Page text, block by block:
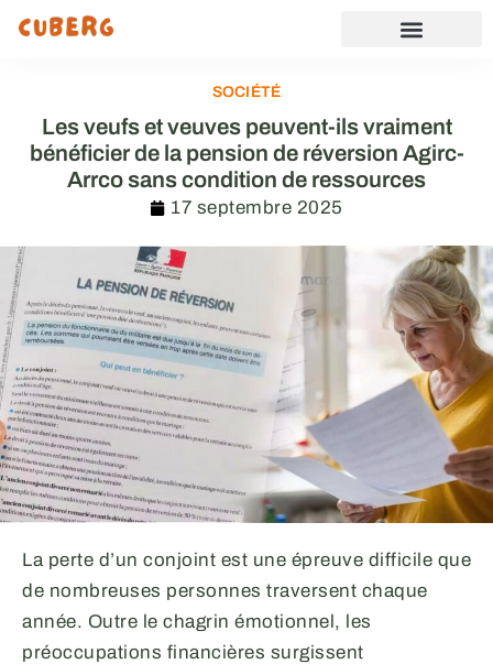
SOCIÉTÉ
Les veufs et veuves peuvent-ils vraiment
bénéficier de la pension de réversion Agirc-
Arrco sans condition de ressources
17 septembre 2025
La perte d’un conjoint est une épreuve difficile que
de nombreuses personnes traversent chaque
année. Outre le chagrin émotionnel, les
préoccupations financières surgissent